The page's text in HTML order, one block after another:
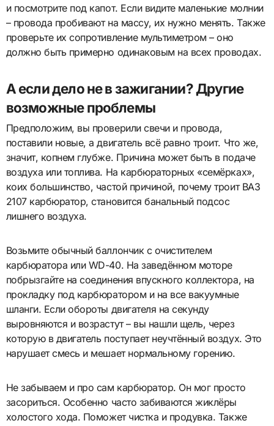
и посмотрите под капот. Если видите маленькие молнии
– провода пробивают на массу, их нужно менять. Также
проверьте их сопротивление мультиметром – оно
должно быть примерно одинаковым на всех проводах.
А если дело не в зажигании? Другие
возможные проблемы
Предположим, вы проверили свечи и провода,
поставили новые, а двигатель всё равно троит. Что же,
значит, копнем глубже. Причина может быть в подаче
воздуха или топлива. На карбюраторных «семёрках»,
коих большинство, частой причиной, почему троит ВАЗ
2107 карбюратор, становится банальный подсос
лишнего воздуха.
Возьмите обычный баллончик с очистителем
карбюратора или WD-40. На заведённом моторе
побрызгайте на соединения впускного коллектора, на
прокладку под карбюратором и на все вакуумные
шланги. Если обороты двигателя на секунду
выровняются и возрастут – вы нашли щель, через
которую в двигатель поступает неучтённый воздух. Это
нарушает смесь и мешает нормальному горению.
Не забываем и про сам карбюратор. Он мог просто
засориться. Особенно часто забиваются жиклёры
холостого хода. Поможет чистка и продувка. Также